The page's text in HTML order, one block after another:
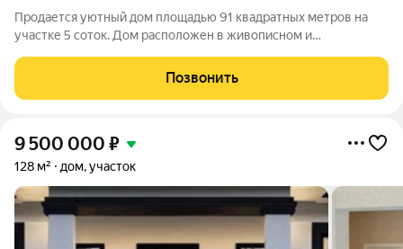
Продается уютный дом площадью 91 квадратных метров на
участке 5 соток. Дом расположен в живописном и
гостиная, кухня, три спальни, ванная комната. Цена: 6
миллионов рублей. Отличный вариант для
Позвонить
9 500 000 ₽
128 м² дом, участок